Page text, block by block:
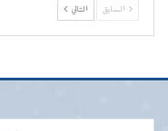
السابق التالي